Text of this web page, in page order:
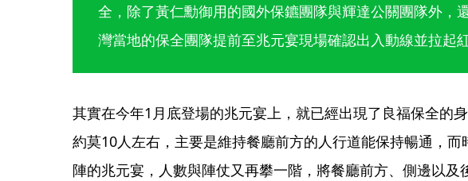
全，除了黃仁勳御用的國外保鑣團隊與輝達公關團隊外，
灣當地的保全團隊提前至兆元宴現場確認出入動線並拉起紅
其實在今年1月底登場的兆元宴上，就已經出現了良福保全的
約莫10人左右，主要是維持餐廳前方的人行道能保持暢通，而
陣的兆元宴，人數與陣仗又再攀一階，將餐廳前方、側邊以及